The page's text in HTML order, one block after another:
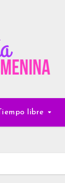
Tiempo libre